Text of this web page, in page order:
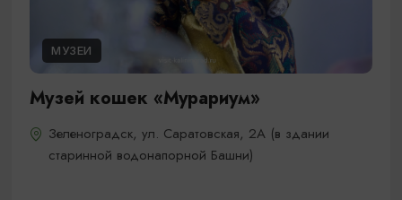
МУЗЕИ
Музей кошек «Мурариум»
Зеленоградск, ул. Саратовская, 2А (в здании
старинной водонапорной Башни)